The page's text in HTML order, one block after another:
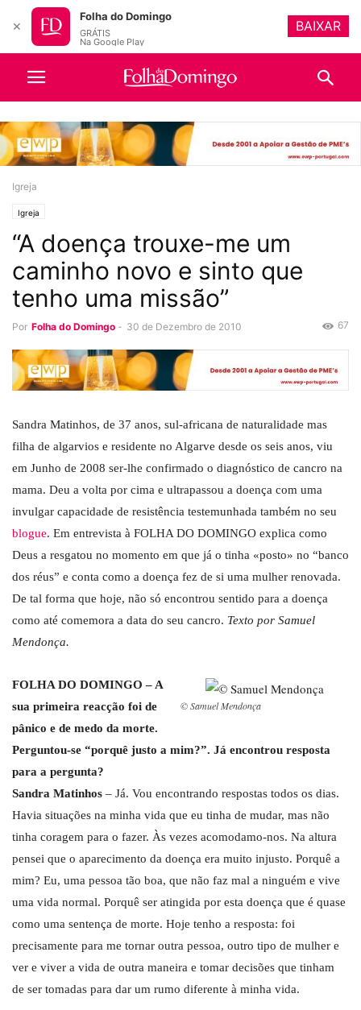
Igreja
Igreja
“A doença trouxe-me um
caminho novo e sinto que
tenho uma missão”
Por Folha do Domingo - 30 de Dezembro de 2010 67
Sandra Matinhos, de 37 anos, sul-africana de naturalidade mas
filha de algarvios e residente no Algarve desde os seis anos, viu
em Junho de 2008 ser-lhe confirmado o diagnóstico de cancro na
mama. Deu a volta por cima e ultrapassou a doença com uma
invulgar capacidade de resistência testemunhada também no seu
blogue. Em entrevista à FOLHA DO DOMINGO explica como
Deus a resgatou no momento em que já o tinha «posto» no “banco
dos réus” e conta como a doença fez de si uma mulher renovada.
De tal forma que hoje, não só encontrou sentido para a doença
como até comemora a data do seu cancro. Texto por Samuel
Mendonça.
© Samuel Mendonça
FOLHA DO DOMINGO – A
sua primeira reacção foi de
pânico e de medo da morte.
Perguntou-se “porquê justo a mim?”. Já encontrou resposta
para a pergunta?
Sandra Matinhos – Já. Vou encontrando respostas todos os dias.
Havia situações na minha vida que eu tinha de mudar, mas não
tinha coragem para o fazer. Às vezes acomodamo-nos. Na altura
pensei que o aparecimento da doença era muito injusto. Porquê a
mim? Eu, uma pessoa tão boa, que não faz mal a ninguém e vive
uma vida normal. Porquê ser atingida por esta doença que é quase
como uma sentença de morte. Hoje tenho a resposta: foi
precisamente para me tornar outra pessoa, outro tipo de mulher e
ver e viver a vida de outra maneira e tomar decisões que tinham
de ser tomadas para dar um rumo diferente à minha vida.
✕
Folha do Domingo
GRÁTIS
Na Google Play
BAIXAR